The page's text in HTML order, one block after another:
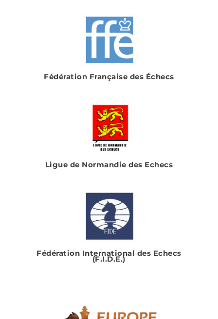
Fédération Française des Échecs
Ligue de Normandie des Echecs
Fédération International des Echecs
(F.I.D.E.)